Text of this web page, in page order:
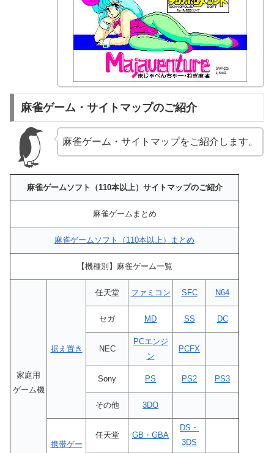
麻雀ゲーム・サイトマップのご紹介
麻雀ゲーム・サイトマップをご紹介します。
麻雀ゲームソフト（110本以上）サイトマップのご紹介
麻雀ゲームまとめ
麻雀ゲームソフト（110本以上）まとめ
【機種別】麻雀ゲーム一覧
家庭用
ゲーム機
据え置き
任天堂 ファミコン SFC N64
セガ MD SS DC
NEC
PCエンジ
ン
PCFX
Sony PS PS2 PS3
その他 3DO
携帯ゲー
任天堂 GB・GBA
DS・
3DS